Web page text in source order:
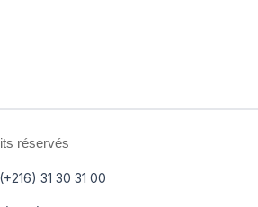
réservés
31 30 31 00